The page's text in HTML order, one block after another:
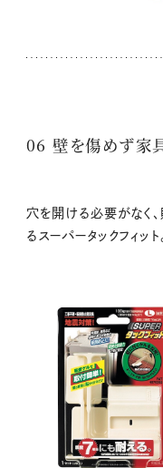
06 壁を傷めず家
穴を開ける必要がなく
るスーパータックフィット